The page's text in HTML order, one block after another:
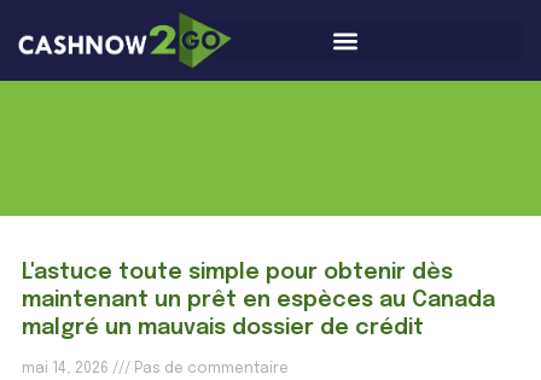
L'astuce toute simple pour obtenir dès
maintenant un prêt en espèces au Canada
malgré un mauvais dossier de crédit
mai 14, 2026 Pas de commentaire